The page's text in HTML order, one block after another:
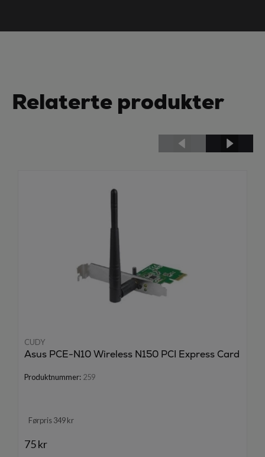
Relaterte produkter
CUDY
Asus PCE-N10 Wireless N150 PCI Express Card
Produktnummer: 259
Førpris 349 kr
75 kr